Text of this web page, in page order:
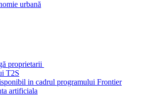
urbană
proprietarii
T2S
in cadrul programului Frontier
artificiala